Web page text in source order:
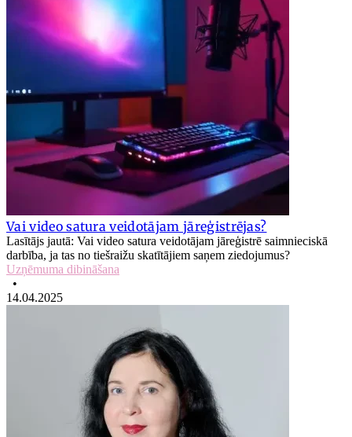
Vai video satura veidotājam jāreģistrējas?
Lasītājs jautā: Vai video satura veidotājam jāreģistrē saimnieciskā
darbība, ja tas no tiešraižu skatītājiem saņem ziedojumus?
Uzņēmuma dibināšana
•
14.04.2025